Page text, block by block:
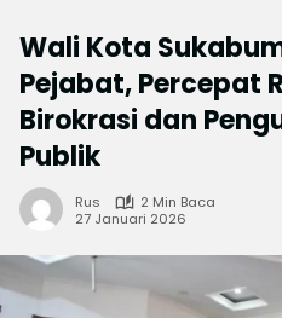
Wali Kota
Pejabat, Percepat
Birokrasi dan
Publik
Rus
2 Min Baca
27 Januari 2026